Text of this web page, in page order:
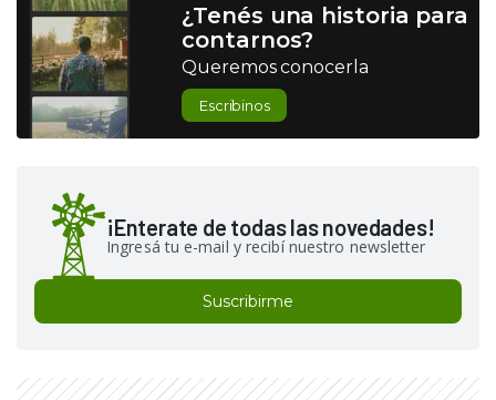
¿Tenés una historia para
contarnos?
Queremos conocerla
Escribinos
¡Enterate de todas las novedades!
Ingresá tu e-mail y recibí nuestro newsletter
Suscribirme